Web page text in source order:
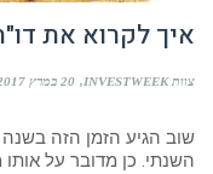
איך לקרוא את
צוות INVESTWEEK 20 במרץ 2017
שוב הגיע הזמן הזה
השנתי. כן מדובר על